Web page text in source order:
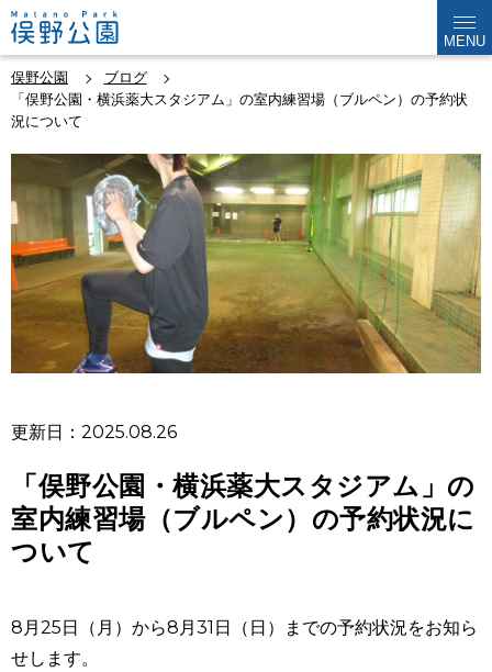
MENU
俣野公園
ブログ
「俣野公園・横浜薬大スタジアム」の室内練習場（ブルペン）の予約状
況について
更新日：2025.08.26
「俣野公園・横浜薬大スタジアム」の
室内練習場（ブルペン）の予約状況に
ついて
8月25日（月）から8月31日（日）までの予約状況をお知ら
せします。